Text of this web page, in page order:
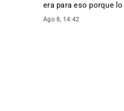
era para eso porque lo
Ago 8, 14:42